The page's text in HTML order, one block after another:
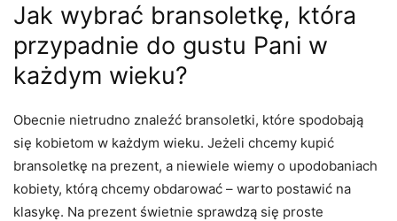
Jak wybrać bransoletkę, która
przypadnie do gustu Pani w
każdym wieku?
Obecnie nietrudno znaleźć bransoletki, które spodobają
się kobietom w każdym wieku. Jeżeli chcemy kupić
bransoletkę na prezent, a niewiele wiemy o upodobaniach
kobiety, którą chcemy obdarować – warto postawić na
klasykę. Na prezent świetnie sprawdzą się proste